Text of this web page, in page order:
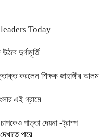
Today
দুর্গামূর্তি
করলেন শিক্ষক জাহাঙ্গীর আলম
এই গ্রামে
পাত্তা দেয়না -ট্রাম্প